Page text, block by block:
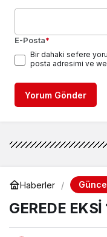
E-Posta*
Bir dahaki sefere
posta adresimi ve
Yorum Gönder
Haberler
GEREDE